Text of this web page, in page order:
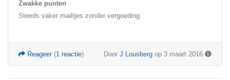
Zwakke punten
Steeds vaker mailtjes zonder vergoeding
Door J Lousberg op 3 maart 2016
Reageer(1 reactie)